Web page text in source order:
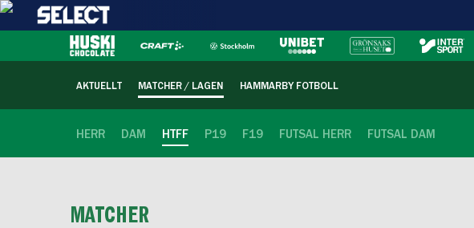
AKTUELLT MATCHER / LAGEN HAMMARBY FOTBOLL
HERR DAM HTFF P19 F19 FUTSAL HERR FUTSAL DAM
MATCHER